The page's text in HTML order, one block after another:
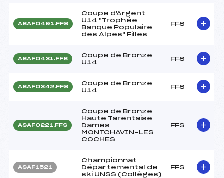
ASAF0491.FFS
Coupe d'Argent
U14 "Trophée
Banque Populaire
des Alpes" Filles
FFS
ASAF0431.FFS
Coupe de Bronze
U14
FFS
ASAF0342.FFS
Coupe de Bronze
U14
FFS
ASAF0221.FFS
Coupe de Bronze
Haute Tarentaise
Dames
MONTCHAVIN-LES
COCHES
FFS
ASAF1521
Championnat
Départemental de
ski UNSS (Collèges)
FFS